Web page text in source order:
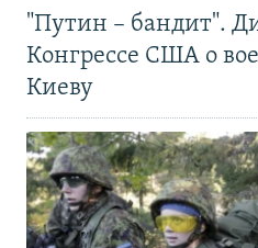
"Путин – бандит".
Конгрессе США о
Киеву